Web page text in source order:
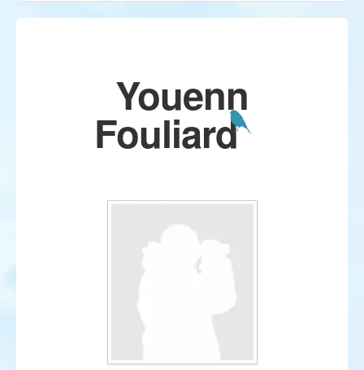
Youenn
Fouliard